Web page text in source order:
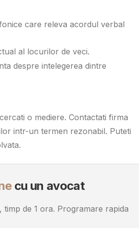
care releva acordul verbal
al locurilor de veci.
despre intelegerea dintre
o mediere. Contactati firma
intr-un termen rezonabil. Puteti
cu un avocat
de 1 ora. Programare rapida